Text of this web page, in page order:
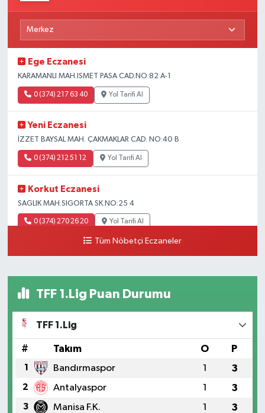
Ege Eczanesi
KARAMANLI MAH.ISMET PASA CAD.NO:82 A-1
0 (374) 217 63 40 Yol Tarifi Al
Yeni Eczanesi
İZZET BAYSAL MAH. ÇAKMAKLAR CAD. NO:40 B
0 (374) 212 51 12 Yol Tarifi Al
Korkut Eczanesi
SAGLIK MAH.SIGORTA SK.NO:25 4
0 (374) 270 26 20 Yol Tarifi Al
Tüm Nöbetçi Eczaneler
TFF 1.Lig Puan Durumu
TFF 1.Lig
# Takım O P
1 Bandırmaspor 1 3
2 Antalyaspor 1 3
3 Manisa F.K. 1 3